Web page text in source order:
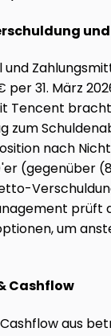
und
per 31. März
Tencent
zum
nach
(gegenüber
prüft
um
Cashflow
aus